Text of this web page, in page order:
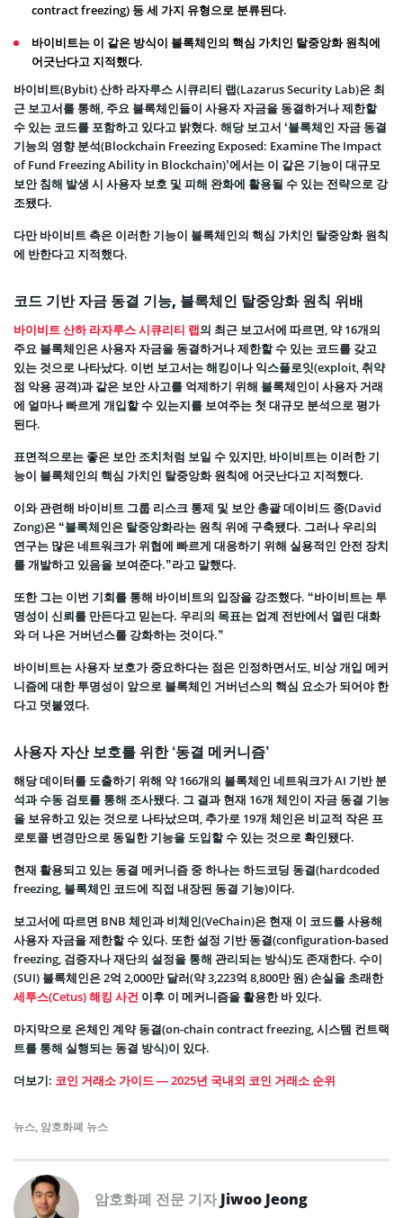
contract freezing) 등 세 가지 유형으로 분류된다.
바이비트는 이 같은 방식이 블록체인의 핵심 가치인 탈중앙화 원칙에
어긋난다고 지적했다.
바이비트(Bybit) 산하 라자루스 시큐리티 랩(Lazarus Security Lab)은 최
근 보고서를 통해, 주요 블록체인들이 사용자 자금을 동결하거나 제한할
수 있는 코드를 포함하고 있다고 밝혔다. 해당 보고서 ‘블록체인 자금 동결
기능의 영향 분석(Blockchain Freezing Exposed: Examine The Impact
of Fund Freezing Ability in Blockchain)’에서는 이 같은 기능이 대규모
보안 침해 발생 시 사용자 보호 및 피해 완화에 활용될 수 있는 전략으로 강
조됐다.
다만 바이비트 측은 이러한 기능이 블록체인의 핵심 가치인 탈중앙화 원칙
에 반한다고 지적했다.
코드 기반 자금 동결 기능, 블록체인 탈중앙화 원칙 위배
바이비트 산하 라자루스 시큐리티 랩의 최근 보고서에 따르면, 약 16개의
주요 블록체인은 사용자 자금을 동결하거나 제한할 수 있는 코드를 갖고
있는 것으로 나타났다. 이번 보고서는 해킹이나 익스플로잇(exploit, 취약
점 악용 공격)과 같은 보안 사고를 억제하기 위해 블록체인이 사용자 거래
에 얼마나 빠르게 개입할 수 있는지를 보여주는 첫 대규모 분석으로 평가
된다.
표면적으로는 좋은 보안 조치처럼 보일 수 있지만, 바이비트는 이러한 기
능이 블록체인의 핵심 가치인 탈중앙화 원칙에 어긋난다고 지적했다.
이와 관련해 바이비트 그룹 리스크 통제 및 보안 총괄 데이비드 종(David
Zong)은 “블록체인은 탈중앙화라는 원칙 위에 구축됐다. 그러나 우리의
연구는 많은 네트워크가 위협에 빠르게 대응하기 위해 실용적인 안전 장치
를 개발하고 있음을 보여준다.”라고 말했다.
또한 그는 이번 기회를 통해 바이비트의 입장을 강조했다. “바이비트는 투
명성이 신뢰를 만든다고 믿는다. 우리의 목표는 업계 전반에서 열린 대화
와 더 나은 거버넌스를 강화하는 것이다.”
바이비트는 사용자 보호가 중요하다는 점은 인정하면서도, 비상 개입 메커
니즘에 대한 투명성이 앞으로 블록체인 거버넌스의 핵심 요소가 되어야 한
다고 덧붙였다.
사용자 자산 보호를 위한 ‘동결 메커니즘’
해당 데이터를 도출하기 위해 약 166개의 블록체인 네트워크가 AI 기반 분
석과 수동 검토를 통해 조사됐다. 그 결과 현재 16개 체인이 자금 동결 기능
을 보유하고 있는 것으로 나타났으며, 추가로 19개 체인은 비교적 작은 프
로토콜 변경만으로 동일한 기능을 도입할 수 있는 것으로 확인됐다.
현재 활용되고 있는 동결 메커니즘 중 하나는 하드코딩 동결(hardcoded
freezing, 블록체인 코드에 직접 내장된 동결 기능)이다.
보고서에 따르면 BNB 체인과 비체인(VeChain)은 현재 이 코드를 사용해
사용자 자금을 제한할 수 있다. 또한 설정 기반 동결(configuration-based
freezing, 검증자나 재단의 설정을 통해 관리되는 방식)도 존재한다. 수이
(SUI) 블록체인은 2억 2,000만 달러(약 3,223억 8,800만 원) 손실을 초래한
세투스(Cetus) 해킹 사건 이후 이 메커니즘을 활용한 바 있다.
마지막으로 온체인 계약 동결(on-chain contract freezing, 시스템 컨트랙
트를 통해 실행되는 동결 방식)이 있다.
더보기: 코인 거래소 가이드 — 2025년 국내외 코인 거래소 순위
뉴스, 암호화폐 뉴스
암호화폐 전문 기자Jiwoo Jeong